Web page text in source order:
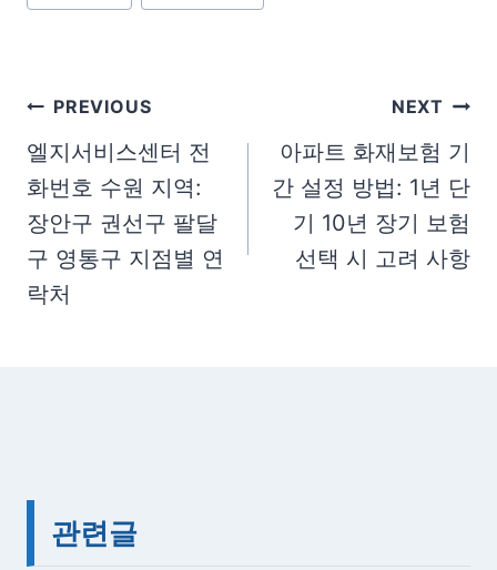
a
s
:
글
탐
색
PREVIOUS
엘지서비스센터 전
화번호 수원 지역:
장안구 권선구 팔달
구 영통구 지점별 연
락처
NEXT
아파트 화재보험 기
간 설정 방법: 1년 단
기 10년 장기 보험
선택 시 고려 사항
관련글